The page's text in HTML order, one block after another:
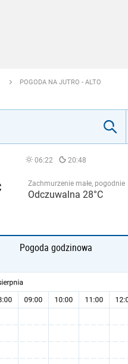
POGODA NA JUTRO - ALTO
06:22 20:48
Zachmurzenie małe, pogodnie
Odczuwalna 28°C
Pogoda godzinowa